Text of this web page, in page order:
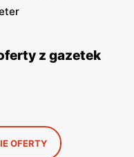
z gazetek
OFERTY